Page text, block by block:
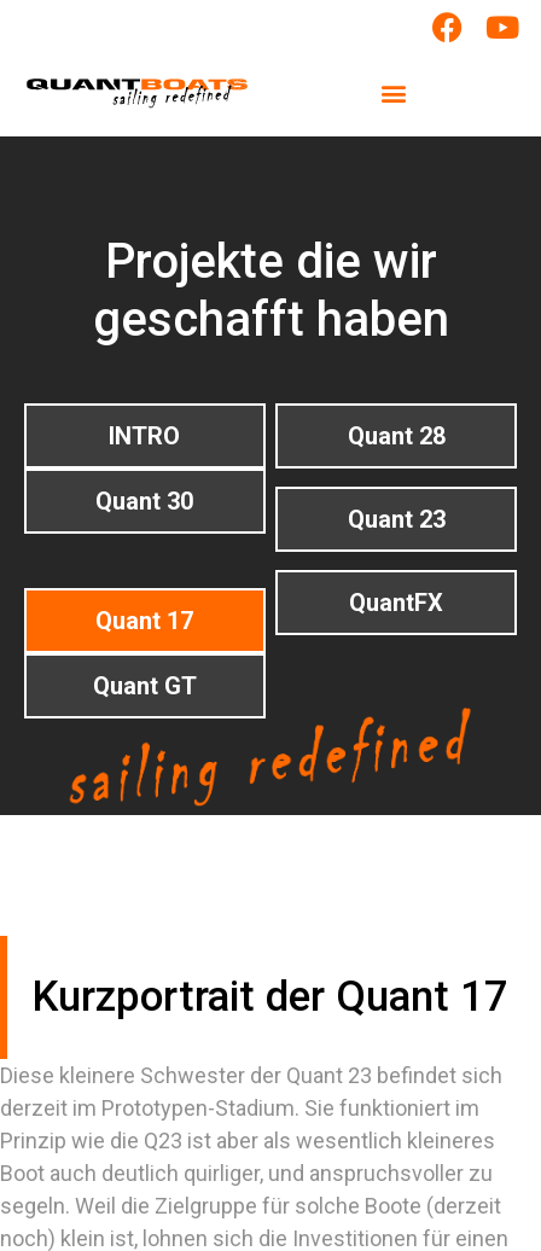
Projekte die wir
geschafft haben
INTRO Quant 28
Quant 30
Quant 23
Quant 17
QuantFX
Quant GT
Kurzportrait der Quant 17
Diese kleinere Schwester der Quant 23 befindet sich
derzeit im Prototypen-Stadium. Sie funktioniert im
Prinzip wie die Q23 ist aber als wesentlich kleineres
Boot auch deutlich quirliger, und anspruchsvoller zu
segeln. Weil die Zielgruppe für solche Boote (derzeit
noch) klein ist, lohnen sich die Investitionen für einen